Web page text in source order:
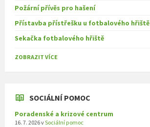
Požární přívěs pro hašení
Přístavba přístřešku u fotbalového hřiště
Sekačka fotbalového hřiště
ZOBRAZIT VÍCE
SOCIÁLNÍ POMOC
Poradenské a krizové centrum
16. 7. 2026vSociální pomoc